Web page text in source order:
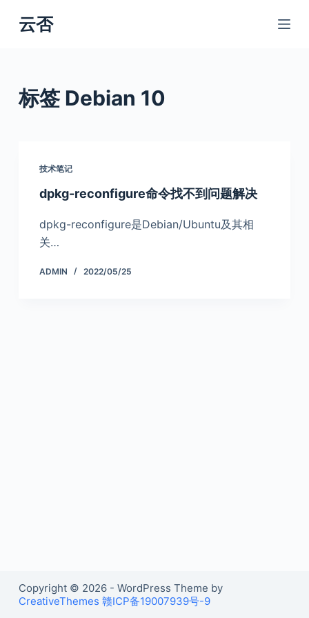
跳
过
云否
标签Debian 10
技术笔记
dpkg-reconfigure命令找不到问题解决
dpkg-reconfigure是Debian/Ubuntu及其相
关…
ADMIN 2022/05/25
Copyright © 2026 - WordPress Theme by
CreativeThemes 赣ICP备19007939号-9